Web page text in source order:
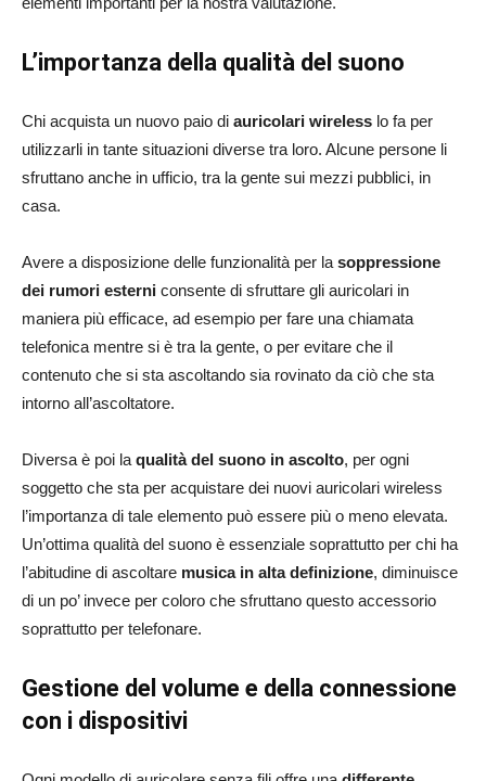
L’importanza della qualità del suono
Chi acquista un nuovo paio di auricolari wireless lo fa per
utilizzarli in tante situazioni diverse tra loro. Alcune persone li
sfruttano anche in ufficio, tra la gente sui mezzi pubblici, in
casa.
Avere a disposizione delle funzionalità per la soppressione
dei rumori esterni consente di sfruttare gli auricolari in
maniera più efficace, ad esempio per fare una chiamata
telefonica mentre si è tra la gente, o per evitare che il
contenuto che si sta ascoltando sia rovinato da ciò che sta
intorno all’ascoltatore.
Diversa è poi la qualità del suono in ascolto, per ogni
soggetto che sta per acquistare dei nuovi auricolari wireless
l’importanza di tale elemento può essere più o meno elevata.
Un’ottima qualità del suono è essenziale soprattutto per chi ha
l’abitudine di ascoltare musica in alta definizione, diminuisce
di un po’ invece per coloro che sfruttano questo accessorio
soprattutto per telefonare.
Gestione del volume e della connessione
con i dispositivi